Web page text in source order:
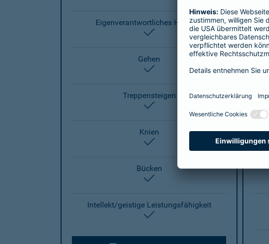
Eigenverantwortliches Handeln
enthalten
Gehen
enthalten
Treppensteigen
enthalten
Knien
enthalten
Bücken
enthalten
Intellekt/geistige Leistungsfähigkeit
enthalten